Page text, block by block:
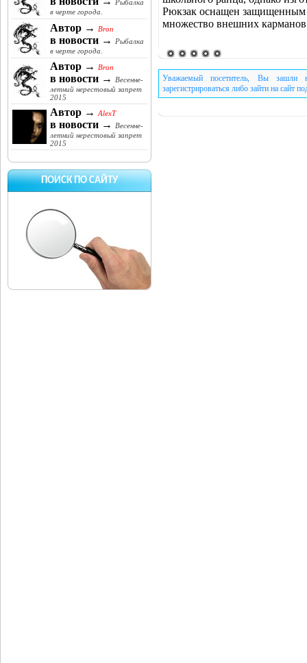
Рыбалка
в черте города.
Автор → Bron
в новости →
Рыбалка
в черте города.
Автор → Bron
в новости →
Весенне-
летний нерестовый запрет
2015
Автор → AlexT
в новости →
Весенне-
летний нерестовый запрет
2015
ПОИСК ПО САЙТУ
Рюкзак оснащен защищенным
множество внешних
Уважаемый посетитель, Вы зашли
зарегистрироваться либо зайти на сайт